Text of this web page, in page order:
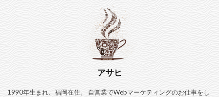
アサヒ
1990年生まれ、福岡在住。 自営業でWebマーケティングのお仕事をし